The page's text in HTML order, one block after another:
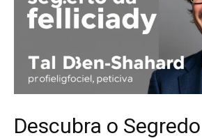
Descubra o